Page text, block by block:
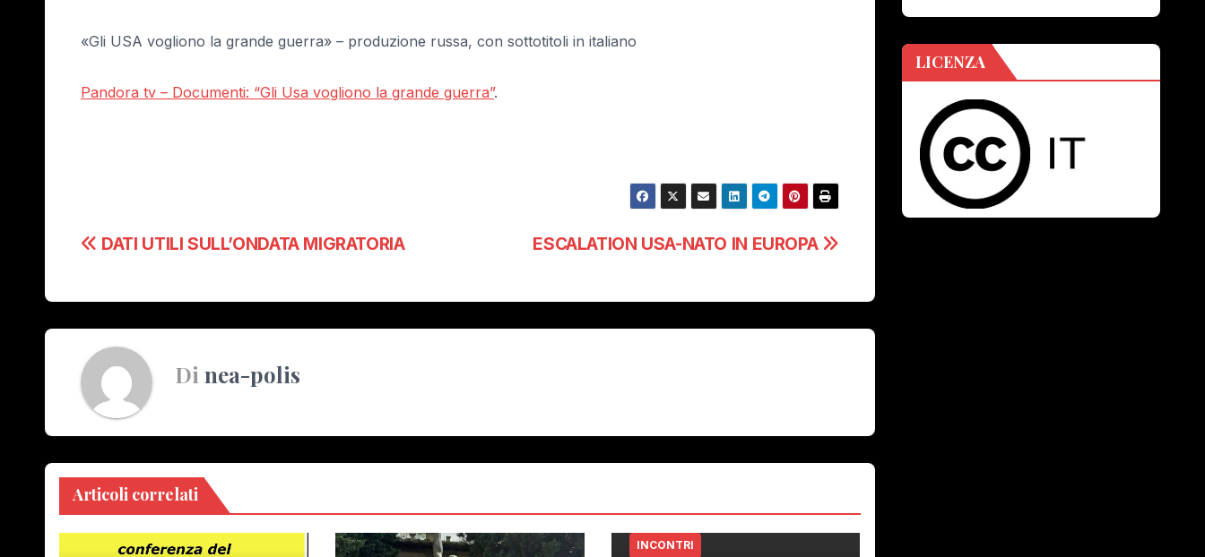
«Gli USA vogliono la grande guerra» – produzione russa, con sottotitoli in italiano
Pandora tv – Documenti: “Gli Usa vogliono la grande guerra”.
Navigazione
ESCALATION USA-NATO IN EUROPA
DATI UTILI SULL’ONDATA MIGRATORIA
Di nea-polis
Articoli correlati
INCONTRI
LICENZA